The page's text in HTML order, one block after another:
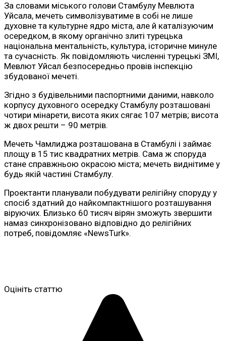
За словами міського голови Стамбулу Мевлюта
Уйсала, мечеть символізуватиме в собі не лише
духовне та культурне ядро міста, але й каталізуючим
осередком, в якому органічно злиті турецька
національна ментальність, культура, історичне минуле
та сучасність. Як повідомляють численні турецькі ЗМІ,
Мевлют Уйсал безпосередньо провів інспекцію
збудованої мечеті.
Згідно з будівельними паспортними даними, навколо
корпусу духовного осередку Стамбулу розташовані
чотири мінарети, висота яких сягає 107 метрів; висота
ж двох решти – 90 метрів.
Мечеть Чамлиджа розташована в Стамбулі і займає
площу в 15 тис квадратних метрів. Сама ж споруда
стане справжньою окрасою міста; мечеть виднітиме у
будь якій частині Стамбулу.
Проектанти планували побудувати релігійну споруду у
спосіб здатний до найкомпактнішого розташування
віруючих. Близько 60 тисяч вірян зможуть звершити
намаз синхронізовано відповідно до релігійних
потреб, повідомляє «NewsTurk».
Оцініть статтю